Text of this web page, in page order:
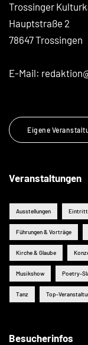
Trossinger
Hauptstraße 2
78647 Trossingen
E-Mail:
Eigene
Veranstaltungen
Ausstellungen
Führungen & Vorträge
Kirche & Glaube
Musikshow Poetry-
Tanz Top-
Besucherinfos